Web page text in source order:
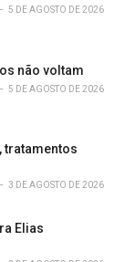
5 DE AGOSTO DE 2026
não voltam
5 DE AGOSTO DE 2026
tratamentos
3 DE AGOSTO DE 2026
Elias